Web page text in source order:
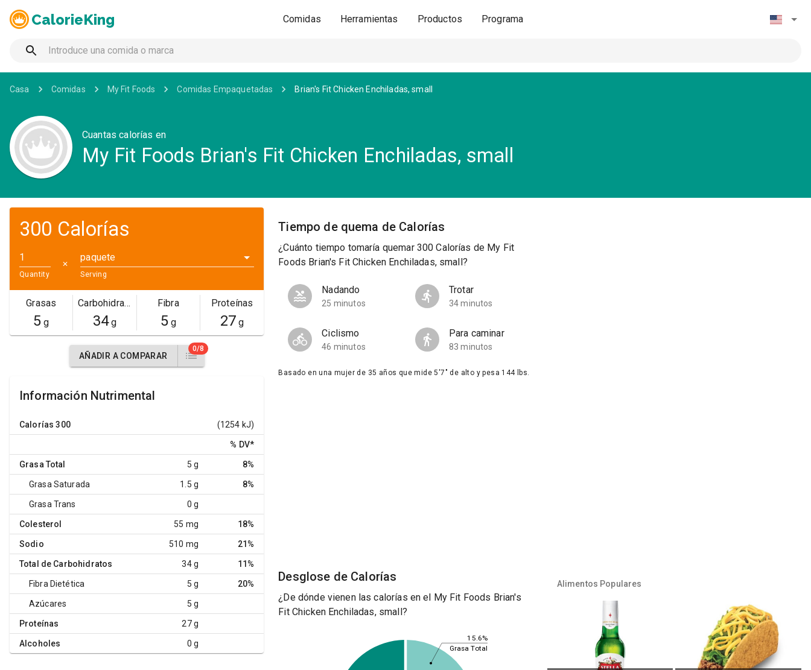
CalorieKing Comidas Herramientas Productos Programa
Casa Comidas My Fit Foods Comidas Empaquetadas Brian's Fit Chicken Enchiladas, small
Cuantas calorías en
My Fit Foods Brian's Fit Chicken Enchiladas, small
300 Calorías
Quantity
✕
paquete
Serving
Grasas
5 g
Carbohidratos
34g
Fibra
5g
Proteínas
27 g
AÑADIR A COMPARAR
0/8
Información Nutrimental
Calorías 300 (1254 kJ)
% DV*
Grasa Total 5 g 8%
Grasa Saturada 1.5 g 8%
Grasa Trans 0 g
Colesterol 55 mg 18%
Sodio 510 mg 21%
Total de Carbohidratos 34 g 11%
Fibra Dietética 5 g 20%
Azúcares 5 g
Proteínas 27 g
Alcoholes 0 g
Tiempo de quema de Calorías
¿Cuánto tiempo tomaría quemar 300 Calorías de My Fit
Foods Brian's Fit Chicken Enchiladas, small?
Nadando
25 minutos
Trotar
34 minutos
Ciclismo
46 minutos
Para caminar
83 minutos
Basado en una mujer de 35 años que mide 5'7" de alto y pesa 144 lbs.
Desglose de Calorías
¿De dónde vienen las calorías en el My Fit Foods Brian's
Fit Chicken Enchiladas, small?
15.6%
Grasa Total
Alimentos Populares